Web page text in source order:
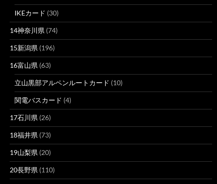
IKEカード (30)
14神奈川県 (74)
15新潟県 (196)
16富山県 (63)
立山黒部アルペンルートカード (10)
関電バスカード (4)
17石川県 (26)
18福井県 (73)
19山梨県 (20)
20長野県 (110)